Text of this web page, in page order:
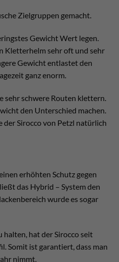
Zielgruppen gemacht.
Gewicht Wert legen.
Kletterhelm sehr oft und sehr
Gewicht entlastet den
ganz enorm.
sehr schwere Routen klettern.
den Unterschied machen.
Sirocco von Petzl natürlich
erhöhten Schutz gegen
das Hybrid – System den
wurde es sogar
halten, hat der Sirocco seit
Somit ist garantiert, dass man
nimmt.